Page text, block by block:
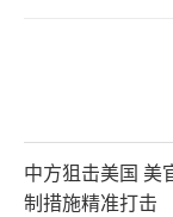
中方狙击美国 美
制措施精准打击